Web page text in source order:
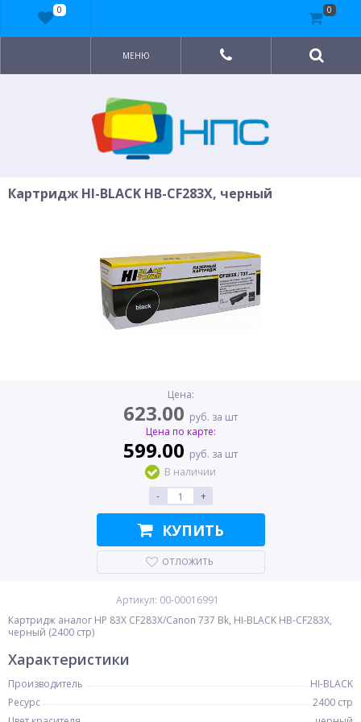
МЕНЮ
Картридж HI-BLACK HB-CF283X, черный
Цена:
623.00 руб. за шт
Цена по карте:
599.00 руб. за шт
В наличии
-
+
КУПИТЬ
ОТЛОЖИТЬ
Артикул: 00-00016991
Картридж аналог HP 83X CF283X/Canon 737 Bk, HI-BLACK HB-CF283X,
черный (2400 стр)
Характеристики
Производитель
HI-BLACK
Ресурс
2400 стр
0 0